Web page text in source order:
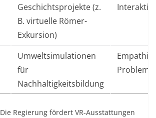
Geschichtsprojekte (z.
B. virtuelle Römer-
Exkursion)
Umweltsimulationen
für
Nachhaltigkeitsbildung
Die Regierung fördert VR-Ausstattungen